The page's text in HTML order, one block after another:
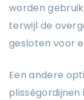
worden
terwijl de
gesloten voor
Een andere